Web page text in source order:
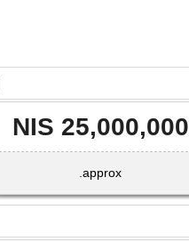
25,000,000 NIS
approx.